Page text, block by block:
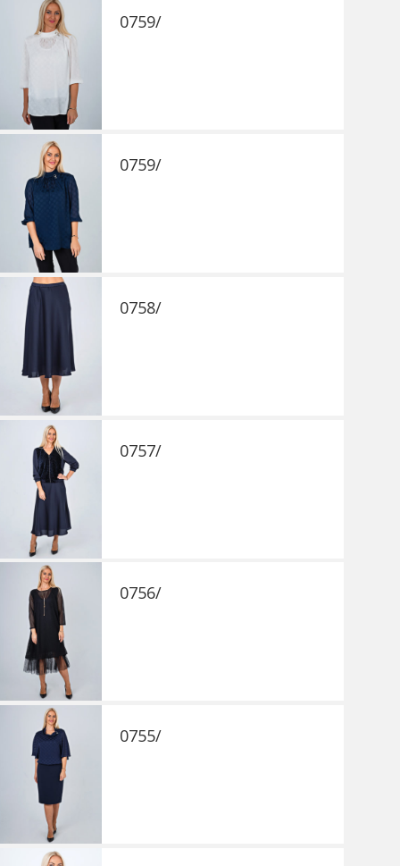
0759/
0759/
0758/
0757/
0756/
0755/